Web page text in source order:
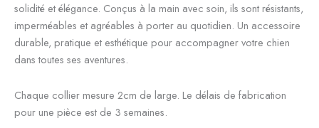
solidité et élégance. Conçus à la main avec soin, ils sont résistants,
imperméables et agréables à porter au quotidien. Un accessoire
durable, pratique et esthétique pour accompagner votre chien
dans toutes ses aventures.
Chaque collier mesure 2cm de large. Le délais de fabrication
pour une pièce est de 3 semaines.